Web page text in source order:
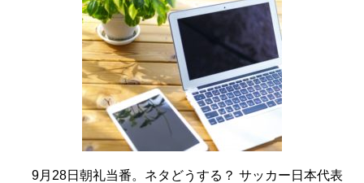
9月28日朝礼当番。ネタどうする？ サッカー日本代表